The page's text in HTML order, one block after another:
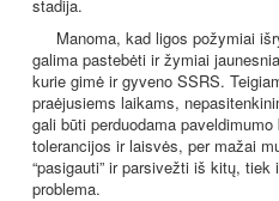
stadija.
Manoma, kad ligos požymiai
galima pastebėti ir žymiai
kurie gimė ir gyveno SSRS.
praėjusiems laikams,
gali būti perduodama
tolerancijos ir laisvės, per mažai
“pasigauti” ir parsivežti iš kitų,
problema.